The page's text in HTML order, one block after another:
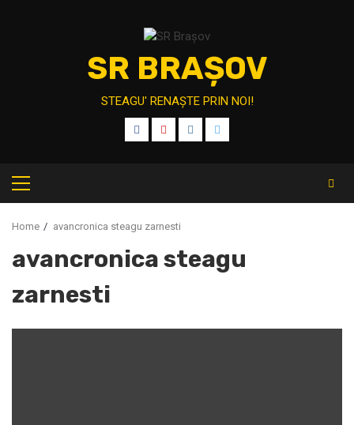
SR BRAȘOV
STEAGU' RENAȘTE PRIN NOI!
FB YT IT TW
Primary
Menu
Home avancronica steagu zarnesti
avancronica steagu
zarnesti